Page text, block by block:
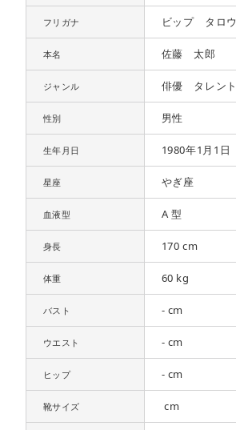
フリガナ ビップ タロウ
本名 佐藤 太郎
ジャンル 俳優 タレント
性別 男性
生年月日 1980年1月1日
星座 やぎ座
血液型 A 型
身長 170 cm
体重 60 kg
バスト - cm
ウエスト - cm
ヒップ - cm
靴サイズ cm